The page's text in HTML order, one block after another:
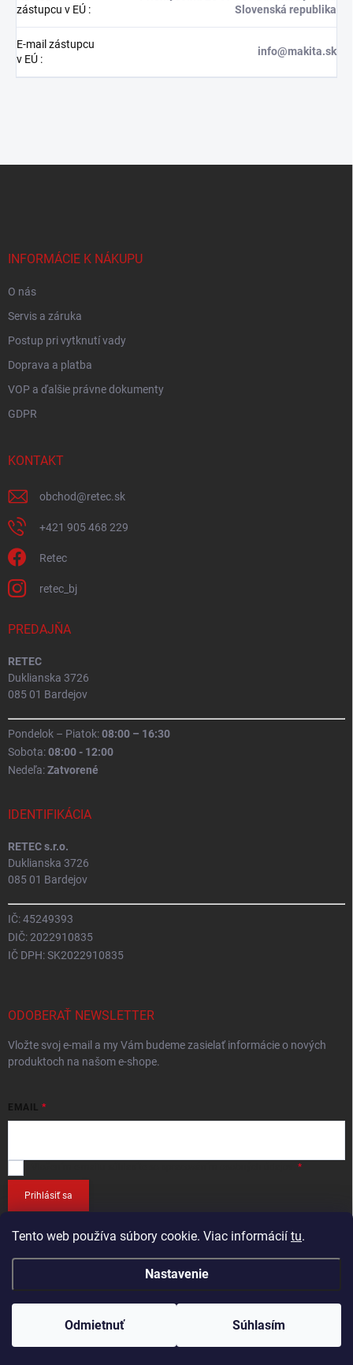
Tento web používa súbory cookie. Viac informácií tu.
Nastavenie
Odmietnuť Súhlasím
zástupcu v EÚ :
Slovenská republika
E-mail zástupcu
v EÚ :
info@makita.sk
INFORMÁCIE K NÁKUPU
O nás
Servis a záruka
Postup pri vytknutí vady
Doprava a platba
VOP a ďalšie právne dokumenty
GDPR
KONTAKT
obchod@retec.sk
+421 905 468 229
Retec
retec_bj
PREDAJŇA
RETEC
Duklianska 3726
085 01 Bardejov
Pondelok – Piatok:08:00 – 16:30
Sobota:08:00 - 12:00
Nedeľa:Zatvorené
IDENTIFIKÁCIA
RETEC s.r.o.
Duklianska 3726
085 01 Bardejov
IČ: 45249393
DIČ: 2022910835
IČ DPH: SK2022910835
ODOBERAŤ NEWSLETTER
Vložte svoj e-mail a my Vám budeme zasielať informácie o nových
produktoch na našom e-shope.
EMAIL
Prihlásiť sa
Vytvoril Shoptet
Copyright 2026 . Všetky práva vyhradené.